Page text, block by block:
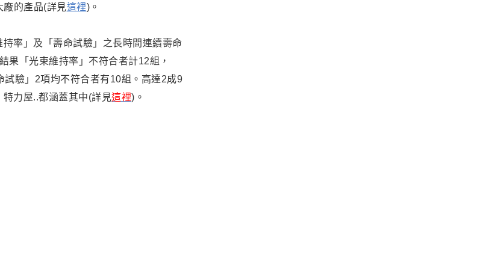
廠的產品(詳見這裡)。
率」及「壽命試驗」之長時間連續壽命
果「光束維持率」不符合者計12組，
驗」2項均不符合者有10組。 高達2成9
力屋..都涵蓋其中(詳見這裡)。